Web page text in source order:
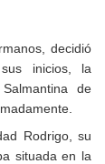
decidió
inicios, la
de
Rodrigo, su
situada en la